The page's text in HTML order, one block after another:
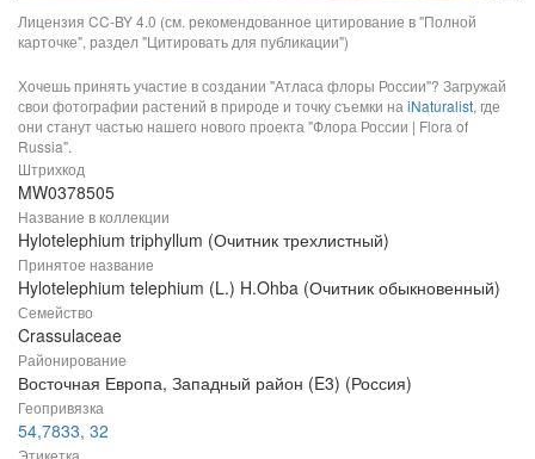
Лицензия CC-BY 4.0 (см. рекомендованное цитирование в "Полной
карточке", раздел "Цитировать для публикации")
Хочешь принять участие в создании "Атласа флоры России"? Загружай
свои фотографии растений в природе и точку съемки на iNaturalist, где
они станут частью нашего нового проекта "Флора России | Flora of
Russia".
Штрихкод
MW0378505
Название в коллекции
Hylotelephium triphyllum (Очитник трехлистный)
Принятое название
Hylotelephium telephium (L.) H.Ohba (Очитник обыкновенный)
Семейство
Crassulaceae
Районирование
Восточная Европа, Западный район (E3) (Россия)
Геопривязка
54,7833, 32